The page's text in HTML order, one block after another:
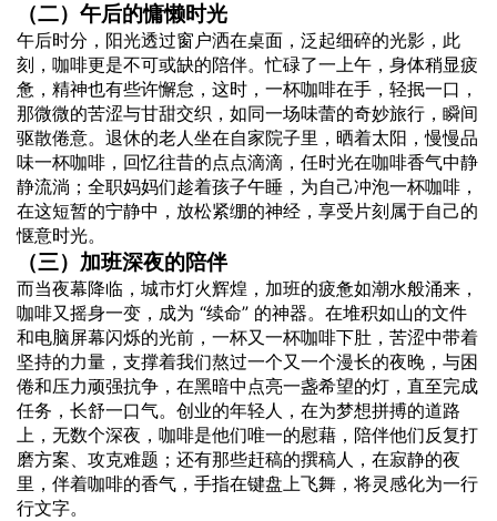
（二）午后的慵懒时光
午后时分，阳光透过窗户洒在桌面，泛起细碎的光影，此
刻，咖啡更是不可或缺的陪伴。忙碌了一上午，身体稍显疲
惫，精神也有些许懈怠，这时，一杯咖啡在手，轻抿一口，
那微微的苦涩与甘甜交织，如同一场味蕾的奇妙旅行，瞬间
驱散倦意。退休的老人坐在自家院子里，晒着太阳，慢慢品
味一杯咖啡，回忆往昔的点点滴滴，任时光在咖啡香气中静
静流淌；全职妈妈们趁着孩子午睡，为自己冲泡一杯咖啡，
在这短暂的宁静中，放松紧绷的神经，享受片刻属于自己的
惬意时光。
（三）加班深夜的陪伴
而当夜幕降临，城市灯火辉煌，加班的疲惫如潮水般涌来，
咖啡又摇身一变，成为 “续命” 的神器。在堆积如山的文件
和电脑屏幕闪烁的光前，一杯又一杯咖啡下肚，苦涩中带着
坚持的力量，支撑着我们熬过一个又一个漫长的夜晚，与困
倦和压力顽强抗争，在黑暗中点亮一盏希望的灯，直至完成
任务，长舒一口气。创业的年轻人，在为梦想拼搏的道路
上，无数个深夜，咖啡是他们唯一的慰藉，陪伴他们反复打
磨方案、攻克难题；还有那些赶稿的撰稿人，在寂静的夜
里，伴着咖啡的香气，手指在键盘上飞舞，将灵感化为一行
行文字。